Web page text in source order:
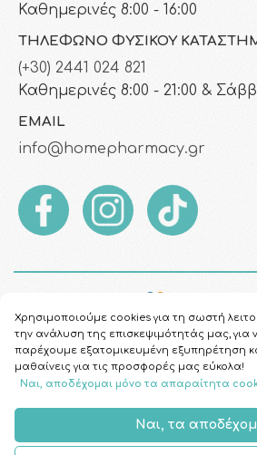
Καθημερινές 8:00 - 16:00
ΤΗΛΈΦΩΝΟ ΦΥΣΙΚΟΎ
(+30) 2441 024 821
Καθημερινές 8:00 - 21:00 &
EMAIL
info@homepharmacy.gr
Χρησιμοποιούμε cookies για τη σωστή
την ανάλυση της επισκεψιμότητάς μας,
παρέχουμε εξατομικευμένη εξυπηρέτηση
μαθαίνεις για τις προσφορές μας εύκολα!
Ναι, αποδέχομαι μόνο τα απαραίτητα
Ναι, τα